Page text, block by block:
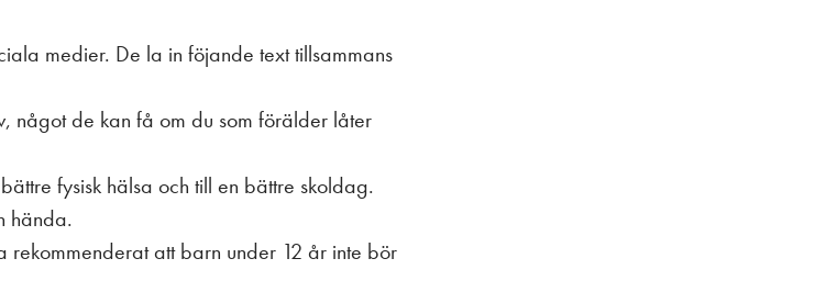
medier. De la in föjande text tillsammans
något de kan få om du som förälder låter
fysisk hälsa och till en bättre skoldag.
hända.
att barn under 12 år inte bör